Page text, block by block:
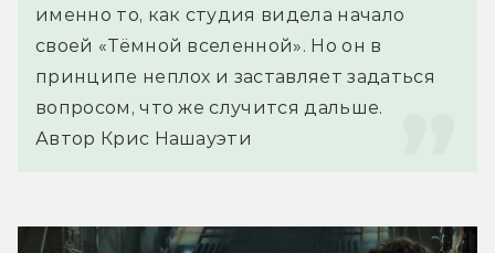
именно то, как студия видела начало
своей «Тёмной вселенной». Но он в
принципе неплох и заставляет задаться
вопросом, что же случится дальше.
Автор Крис Нашауэти